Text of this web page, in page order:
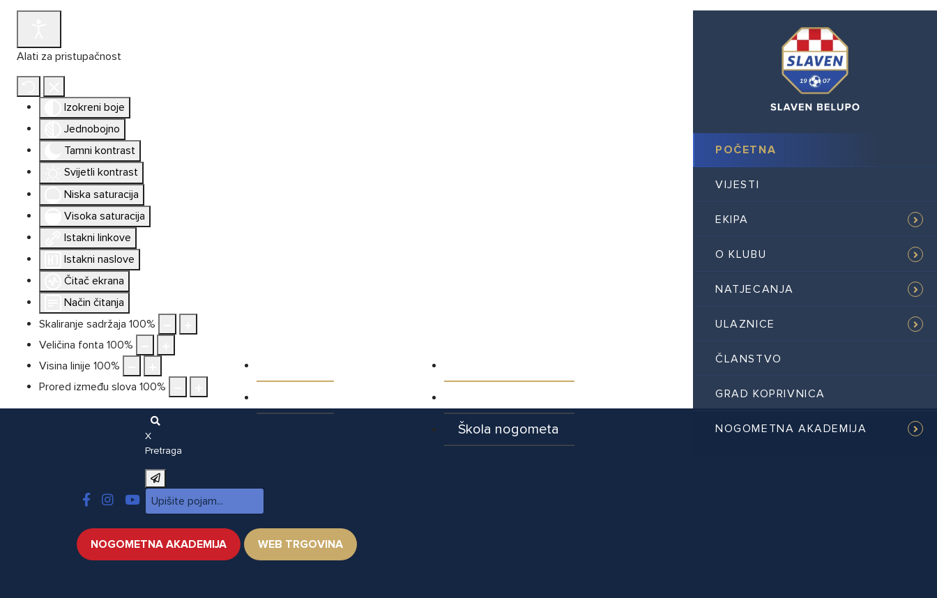
Alati za pristupačnost
Izokreni boje
Jednobojno
Tamni kontrast
Svijetli kontrast
Niska saturacija
Visoka saturacija
Istakni linkove
Istakni naslove
Čitač ekrana
Način čitanja
Skaliranje sadržaja 100%
Veličina fonta 100%
Visina linije 100%
Prored između slova 100%
X
Pretraga
NOGOMETNA AKADEMIJA WEB TRGOVINA
Škola nogometa
POČETNA
VIJESTI
EKIPA
O KLUBU
NATJECANJA
ULAZNICE
ČLANSTVO
GRAD KOPRIVNICA
NOGOMETNA AKADEMIJA